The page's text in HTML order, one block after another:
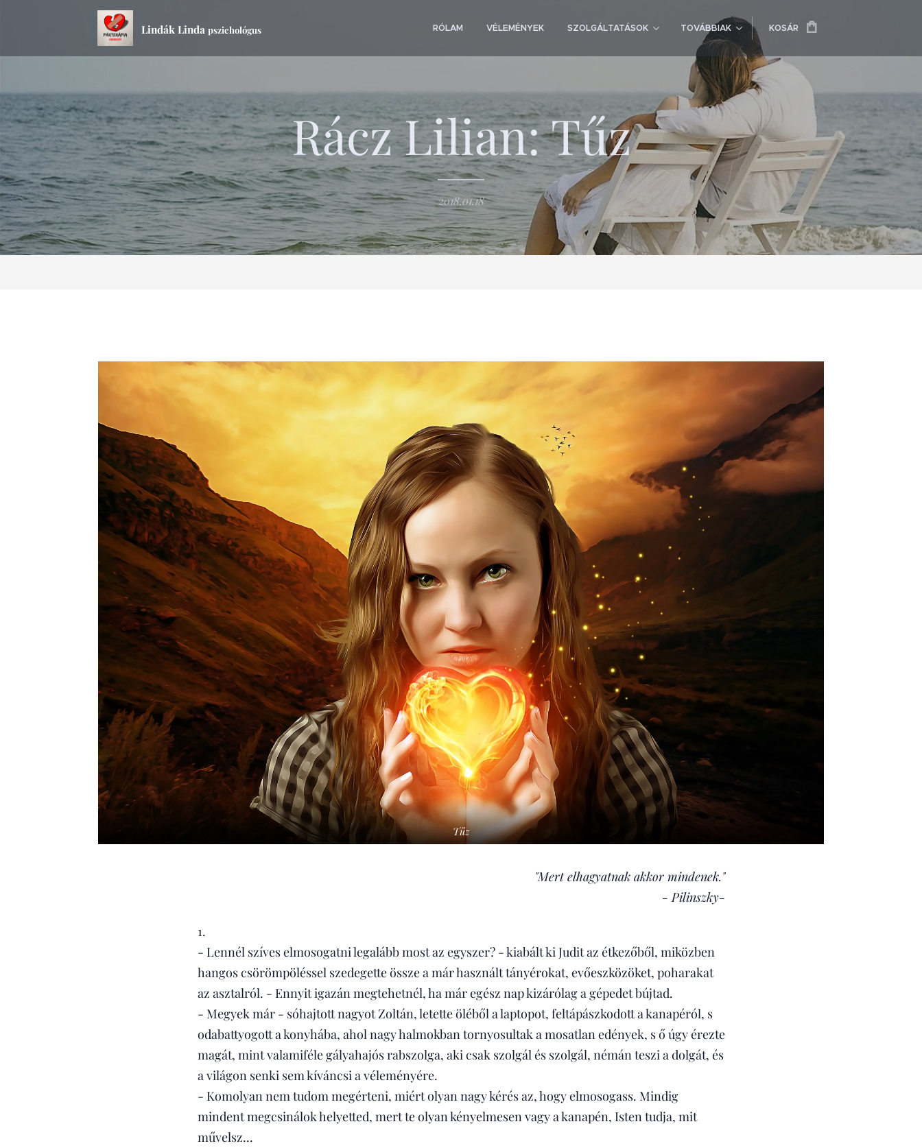
Lindák Linda pszichológus RÓLAM VÉLEMÉNYEK SZOLGÁLTATÁSOK TOVÁBBIAK KOSÁR
Rácz Lilian: Tűz
2018.01.18
Tűz
"Mert elhagyatnak akkor mindenek."
- Pilinszky-
1.
- Lennél szíves elmosogatni legalább most az egyszer? - kiabált ki Judit az étkezőből, miközben
hangos csörömpöléssel szedegette össze a már használt tányérokat, evőeszközöket, poharakat
az asztalról. - Ennyit igazán megtehetnél, ha már egész nap kizárólag a gépedet bújtad.
- Megyek már - sóhajtott nagyot Zoltán, letette öléből a laptopot, feltápászkodott a kanapéról, s
odabattyogott a konyhába, ahol nagy halmokban tornyosultak a mosatlan edények, s ő úgy érezte
magát, mint valamiféle gályahajós rabszolga, aki csak szolgál és szolgál, némán teszi a dolgát, és
a világon senki sem kíváncsi a véleményére.
- Komolyan nem tudom megérteni, miért olyan nagy kérés az, hogy elmosogass. Mindig
mindent megcsinálok helyetted, mert te olyan kényelmesen vagy a kanapén, Isten tudja, mit
művelsz...